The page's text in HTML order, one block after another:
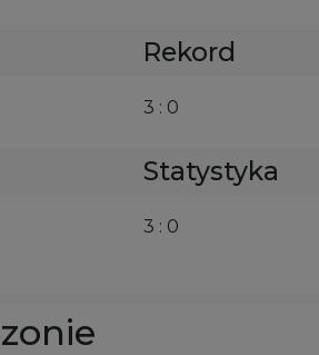
Rekord
3 : 0
Statystyka
3 : 0